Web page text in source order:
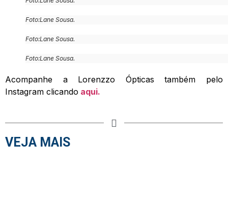
Foto:Lane Sousa.
Foto:Lane Sousa.
Foto:Lane Sousa.
Acompanhe a Lorenzzo Ópticas também pelo
Instagram clicando aqui.
VEJA MAIS